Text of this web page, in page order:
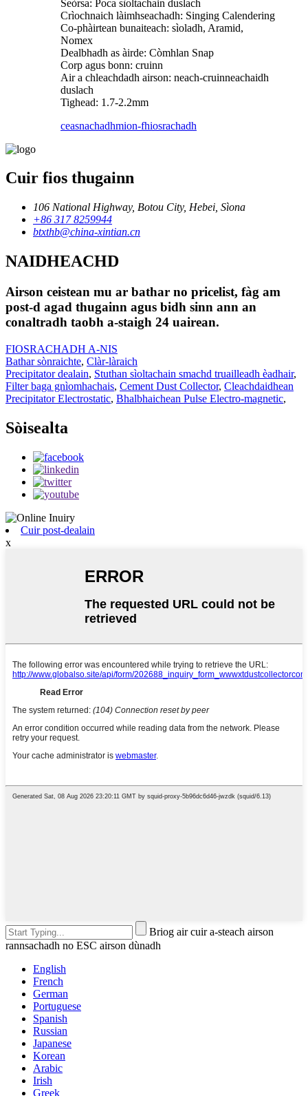
Seòrsa: Poca sìoltachain duslach
Crìochnaich làimhseachadh: Singing Calendering
Co-phàirtean bunaiteach: sìoladh, Aramid,
Nomex
Dealbhadh as àirde: Còmhlan Snap
Corp agus bonn: cruinn
Air a chleachdadh airson: neach-cruinneachaidh
duslach
Tighead: 1.7-2.2mm
ceasnachadhmion-fhiosrachadh
Cuir fios thugainn
106 National Highway, Botou City, Hebei, Sìona
+86 317 8259944
btxthb@china-xintian.cn
NAIDHEACHD
Airson ceistean mu ar bathar no pricelist, fàg am
post-d agad thugainn agus bidh sinn ann an
conaltradh taobh a-staigh 24 uairean.
FIOSRACHADH A-NIS
Bathar sònraichte, Clàr-làraich
Precipitator dealain, Stuthan sìoltachain smachd truailleadh èadhair,
Filter baga gnìomhachais, Cement Dust Collector, Cleachdaidhean
Precipitator Electrostatic, Bhalbhaichean Pulse Electro-magnetic,
Sòisealta
Cuir post-dealain
x
Briog air cuir a-steach airson
rannsachadh no ESC airson dùnadh
English
French
German
Portuguese
Spanish
Russian
Japanese
Korean
Arabic
Irish
Greek